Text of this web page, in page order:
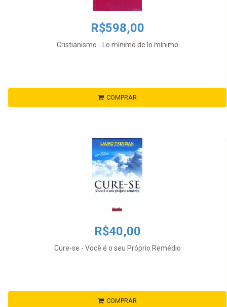
R$598,00
Cristianismo - Lo mínimo de lo mínimo
COMPRAR
R$40,00
Cure-se - Você é o seu Próprio Remédio
COMPRAR